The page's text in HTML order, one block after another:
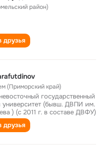
район)
друзья
(Приморский край)
государственный
университет (бывш. ДВПИ им.
) (с 2011 г. в составе ДВФУ)
друзья